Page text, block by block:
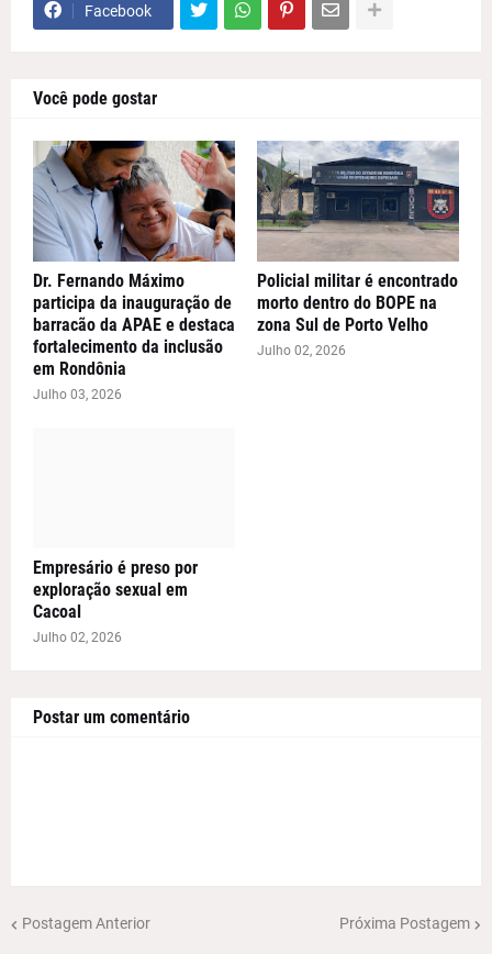
Facebook
Você pode gostar
Dr. Fernando Máximo
participa da inauguração de
barracão da APAE e destaca
fortalecimento da inclusão
em Rondônia
Julho 03, 2026
Policial militar é encontrado
morto dentro do BOPE na
zona Sul de Porto Velho
Julho 02, 2026
Empresário é preso por
exploração sexual em
Cacoal
Julho 02, 2026
Postar um comentário
Postagem Anterior Próxima Postagem